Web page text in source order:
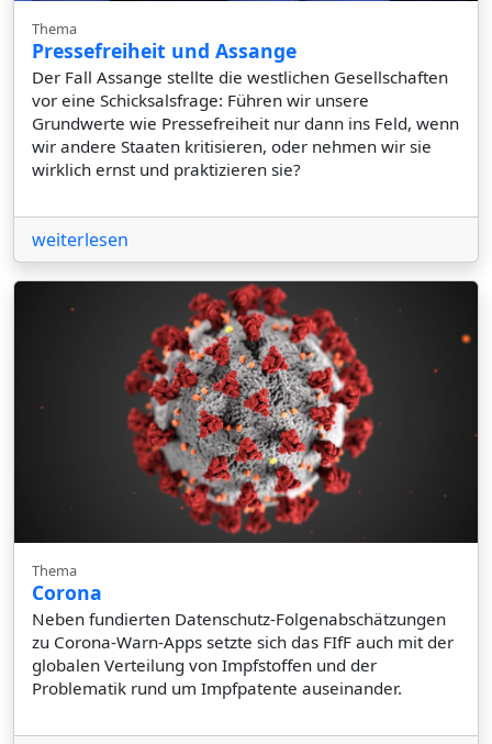
Thema
Pressefreiheit und Assange
Der Fall Assange stellte die westlichen Gesellschaften
vor eine Schicksalsfrage: Führen wir unsere
Grundwerte wie Pressefreiheit nur dann ins Feld, wenn
wir andere Staaten kritisieren, oder nehmen wir sie
wirklich ernst und praktizieren sie?
weiterlesen
Thema
Corona
Neben fundierten Datenschutz-Folgenabschätzungen
zu Corona-Warn-Apps setzte sich das FIfF auch mit der
globalen Verteilung von Impfstoffen und der
Problematik rund um Impfpatente auseinander.